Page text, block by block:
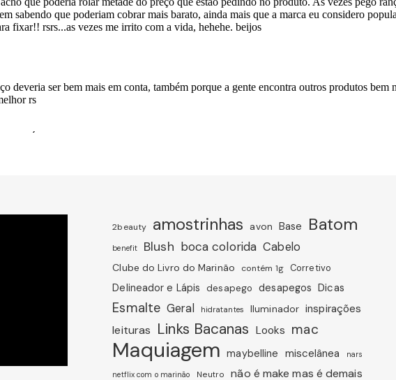
2beauty amostrinhas avon Base Batom
benefit Blush boca colorida Cabelo
Clube do Livro do Marinão contém 1g Corretivo
Delineador e Lápis desapego desapegos Dicas
Esmalte Geral hidratantes Iluminador inspirações
leituras Links Bacanas Looks mac
Maquiagem maybelline miscelânea nars
netflix com o marinão Neutro não é make mas é demais